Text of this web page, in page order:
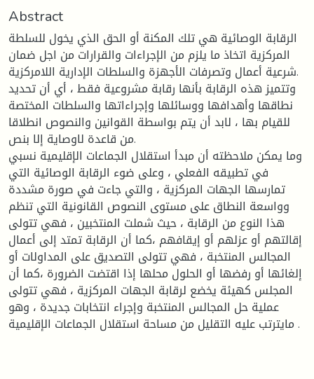
Abstract
الرقابة الوصائية هي تلك المكنة أو الحق الذي يخول للسلطة
المركزية اتخاذ ما يلزم من الإجراءات والقرارات من اجل ضمان
شرعية أعمال وتصرفات الأجهزة والسلطات الإدارية اللامركزية.
وتتميز هذه الرقابة بأنها رقابة مشروعية فقط ، أي أن تحديد
نطاقها وأهدافها ووسائلها وإجراءاتها والسلطات المختصة
للقيام بها ، لابد أن يتم بواسطة القوانين والنصوص انطلاقا
من قاعدة لاوصاية إلا بنص.
وما يمكن ملاحظته أن مبدأ استقلال الجماعات الإقليمية نسبي
في تطبيقه الفعلي ، وعلى ضوء الرقابة الوصائية التي
تمارسها الجهات المركزية ، والتي جاءت في صورة مشددة
وواسعة النطاق على مستوى النصوص القانونية التي تنظم
هذا النوع من الرقابة ، حيث شملت المنتخبين ، فهي تتولى
إقالتهم أو عزلهم أو إيقافهم ،كما أن الرقابة تمتد إلى أعمال
المجالس المنتخبة ، فهي تتولى التصديق على المداولات أو
إلغائها أو رفضها أو الحلول محلها إذا اقتضت الضرورة ،كما أن
المجلس كهيئة يخضع لرقابة الجهات المركزية ، فهي تتولى
عملية حل المجالس المنتخبة وإجراء انتخابات جديدة ، وهو
مايترتب عليه التقليل من مساحة استقلال الجماعات الإقليمية .